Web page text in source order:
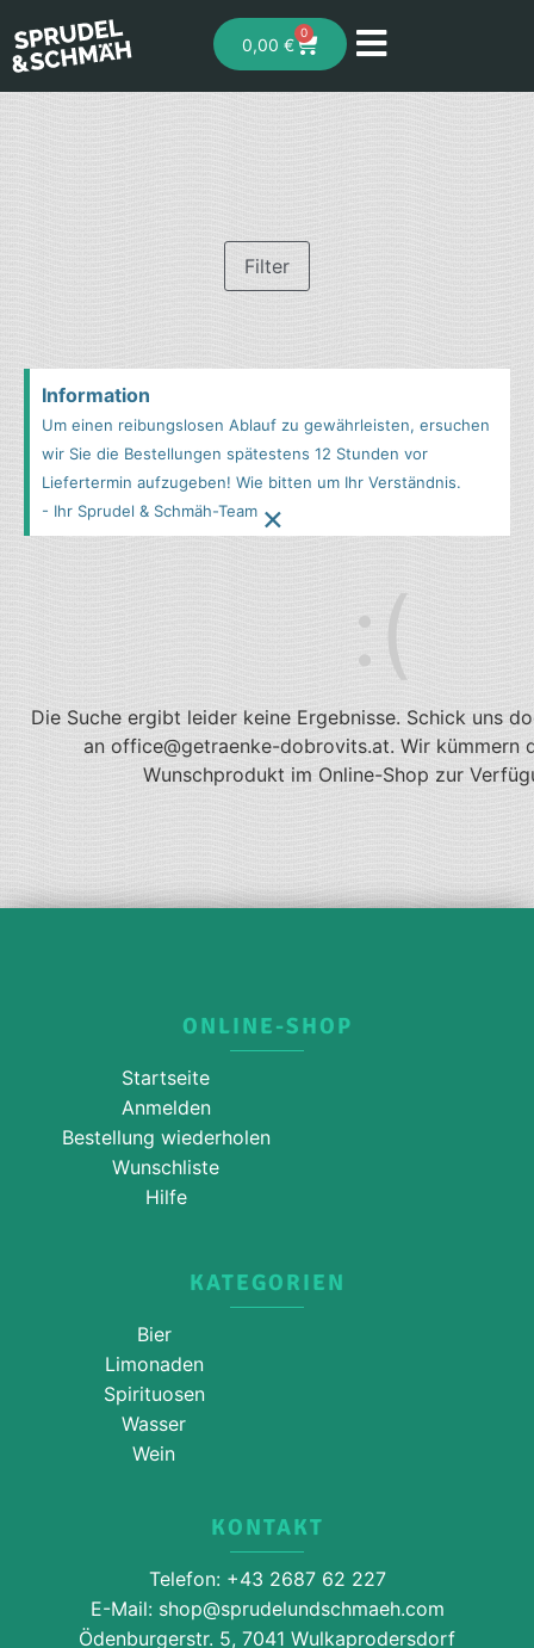
0,00€
0
Filter
Information
Um einen reibungslosen Ablauf zu gewährleisten, ersuchen
wir Sie die Bestellungen spätestens 12 Stunden vor
Liefertermin aufzugeben! Wie bitten um Ihr Verständnis.
- Ihr Sprudel & Schmäh-Team ×
Die Suche ergibt leider keine Ergebnisse. Schick uns
an office@getraenke-dobrovits.at. Wir kümmern
Wunschprodukt im Online-Shop zur
ONLINE-SHOP
Startseite
Anmelden
Bestellung wiederholen
Wunschliste
Hilfe
KATEGORIEN
Bier
Limonaden
Spirituosen
Wasser
Wein
KONTAKT
Telefon: +43 2687 62 227
E-Mail: shop@sprudelundschmaeh.com
Ödenburgerstr. 5, 7041 Wulkaprodersdorf